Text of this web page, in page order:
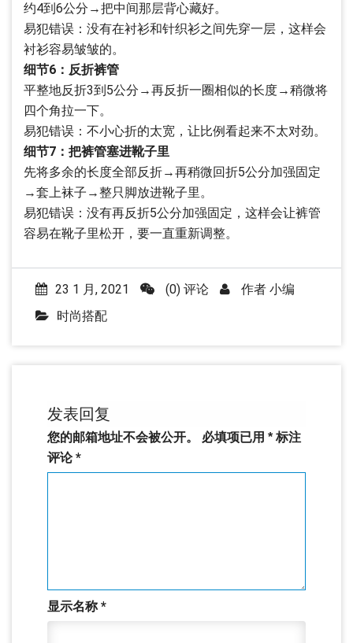
约4到6公分→把中间那层背心藏好。
易犯错误：没有在衬衫和针织衫之间先穿一层，这样会
衬衫容易皱皱的。
细节6：反折裤管
平整地反折3到5公分→再反折一圈相似的长度→稍微将
四个角拉一下。
易犯错误：不小心折的太宽，让比例看起来不太对劲。
细节7：把裤管塞进靴子里
先将多余的长度全部反折→再稍微回折5公分加强固定
→套上袜子→整只脚放进靴子里。
易犯错误：没有再反折5公分加强固定，这样会让裤管
容易在靴子里松开，要一直重新调整。
23 1 月, 2021 (0) 评论 作者 小编
时尚搭配
发表回复
您的邮箱地址不会被公开。 必填项已用 * 标注
评论*
显示名称*